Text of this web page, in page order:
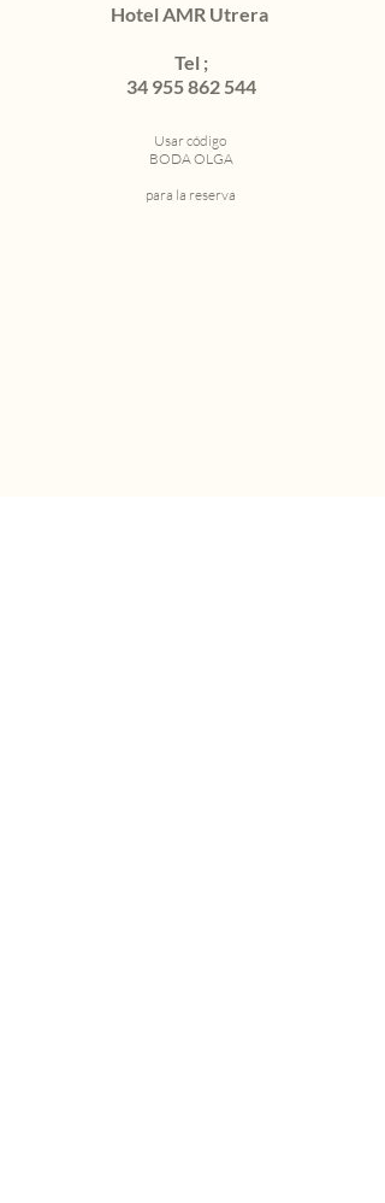
Hotel AMR Utrera
Tel ;
34 955 862 544
Usar código
BODA OLGA
para la reserva